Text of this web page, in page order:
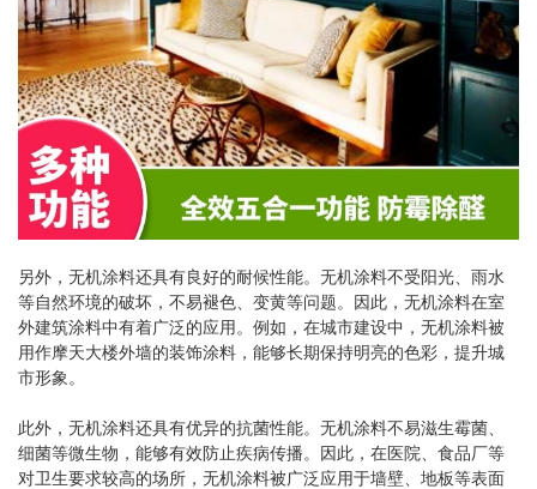
另外，无机涂料还具有良好的耐候性能。无机涂料不受阳光、雨水
等自然环境的破坏，不易褪色、变黄等问题。因此，无机涂料在室
外建筑涂料中有着广泛的应用。例如，在城市建设中，无机涂料被
用作摩天大楼外墙的装饰涂料，能够长期保持明亮的色彩，提升城
市形象。
此外，无机涂料还具有优异的抗菌性能。无机涂料不易滋生霉菌、
细菌等微生物，能够有效防止疾病传播。因此，在医院、食品厂等
对卫生要求较高的场所，无机涂料被广泛应用于墙壁、地板等表面